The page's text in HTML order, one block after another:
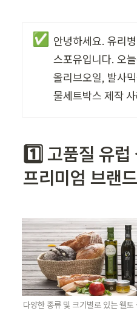
✅ 안녕하세요. 유리
스포유입니다. 오
올리브오일, 발사
물세트박스 제작
1️⃣ 고품질 유럽
프리미엄 브랜
다양한 종류 및 크기별로 있는 웰토